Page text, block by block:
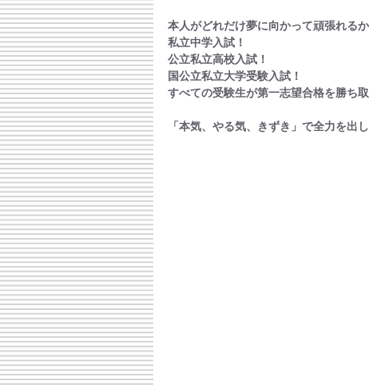
本人がどれだけ夢に向かって頑張れる
私立中学入試！
公立私立高校入試！
国公立私立大学受験入試！
すべての受験生が第一志望合格を勝ち取
「本気、やる気、きずき」で全力を出